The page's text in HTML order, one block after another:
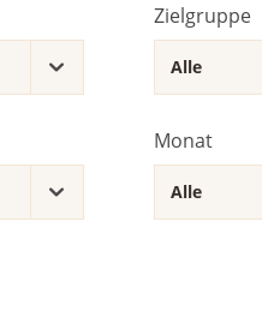
Zielgruppe
Monat